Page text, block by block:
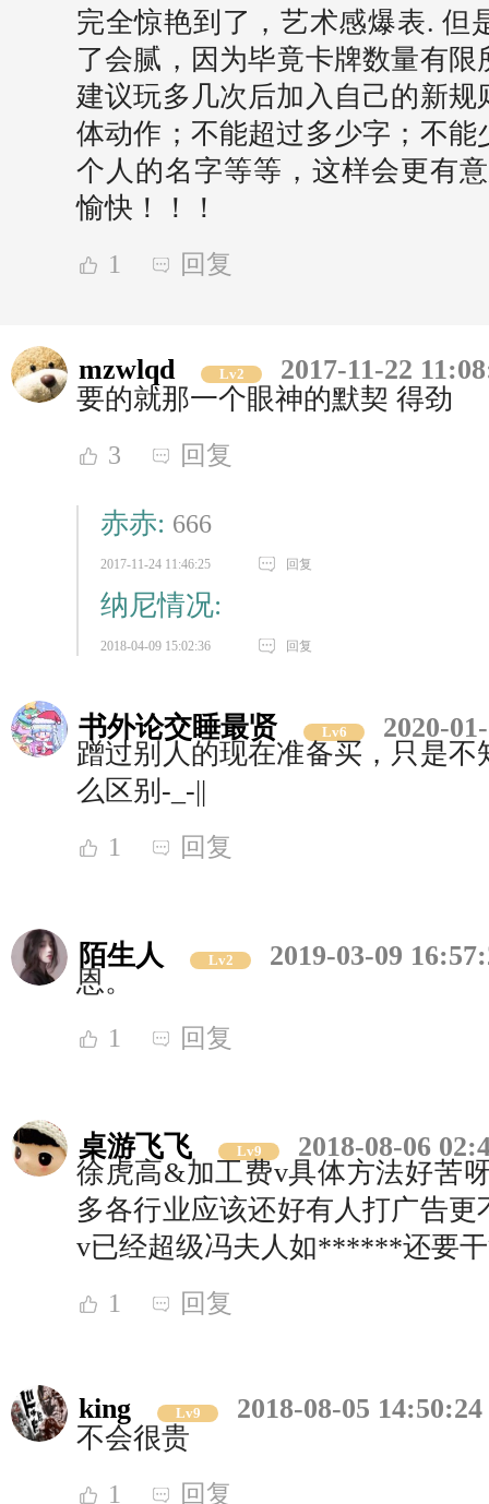
完全惊艳到了，艺术感爆表. 但
了会腻，因为毕竟卡牌数量有
建议玩多几次后加入自己的新
体动作；不能超过多少字；不
个人的名字等等，这样会更有
愉快！！！
1 回复
mzwlqd Lv2
2017-11-22
要的就那一个眼神的默契 得劲
3 回复
赤赤: 666
2017-11-24 11:46:25 回复
纳尼情况:
2018-04-09 15:02:36 回复
书外论交睡最贤 Lv6
2020-
蹭过别人的现在准备买，只是
么区别-_-||
1 回复
陌生人 Lv2
2019-03-09
恩。
1 回复
桌游飞飞 Lv9
2018-08-06
徐虎高&加工费v具体方法好苦
多各行业应该还好有人打广告
v已经超级冯夫人如******还要
1 回复
king Lv9
2018-08-05 14:50:24
不会很贵
1 回复